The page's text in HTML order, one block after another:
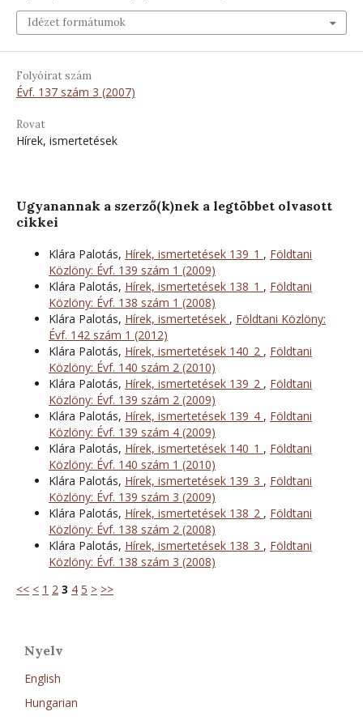
Idézet formátumok
Folyóirat szám
Évf. 137 szám 3 (2007)
Rovat
Hírek, ismertetések
Ugyanannak a szerző(k)nek a legtöbbet olvasott
cikkei
Klára Palotás, Hírek, ismertetések 139_1 , Földtani
Közlöny: Évf. 139 szám 1 (2009)
Klára Palotás, Hírek, ismertetések 138_1 , Földtani
Közlöny: Évf. 138 szám 1 (2008)
Klára Palotás, Hírek, ismertetések , Földtani Közlöny:
Évf. 142 szám 1 (2012)
Klára Palotás, Hírek, ismertetések 140_2 , Földtani
Közlöny: Évf. 140 szám 2 (2010)
Klára Palotás, Hírek, ismertetések 139_2 , Földtani
Közlöny: Évf. 139 szám 2 (2009)
Klára Palotás, Hírek, ismertetések 139_4 , Földtani
Közlöny: Évf. 139 szám 4 (2009)
Klára Palotás, Hírek, ismertetések 140_1 , Földtani
Közlöny: Évf. 140 szám 1 (2010)
Klára Palotás, Hírek, ismertetések 139_3 , Földtani
Közlöny: Évf. 139 szám 3 (2009)
Klára Palotás, Hírek, ismertetések 138_2 , Földtani
Közlöny: Évf. 138 szám 2 (2008)
Klára Palotás, Hírek, ismertetések 138_3 , Földtani
Közlöny: Évf. 138 szám 3 (2008)
<< < 1 2 3 4 5 > >>
Nyelv
English
Hungarian